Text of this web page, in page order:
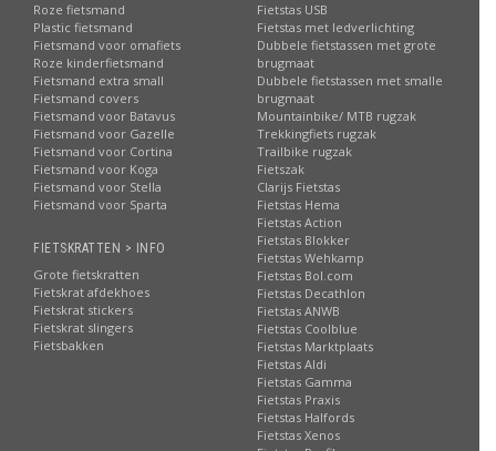
Roze fietsmand
Plastic fietsmand
Fietsmand voor omafiets
Roze kinderfietsmand
Fietsmand extra small
Fietsmand covers
Fietsmand voor Batavus
Fietsmand voor Gazelle
Fietsmand voor Cortina
Fietsmand voor Koga
Fietsmand voor Stella
Fietsmand voor Sparta
FIETSKRATTEN > INFO
Grote fietskratten
Fietskrat afdekhoes
Fietskrat stickers
Fietskrat slingers
Fietsbakken
Fietstas USB
Fietstas met ledverlichting
Dubbele fietstassen met grote
brugmaat
Dubbele fietstassen met smalle
brugmaat
Mountainbike/ MTB rugzak
Trekkingfiets rugzak
Trailbike rugzak
Fietszak
Clarijs Fietstas
Fietstas Hema
Fietstas Action
Fietstas Blokker
Fietstas Wehkamp
Fietstas Bol.com
Fietstas Decathlon
Fietstas ANWB
Fietstas Coolblue
Fietstas Marktplaats
Fietstas Aldi
Fietstas Gamma
Fietstas Praxis
Fietstas Halfords
Fietstas Xenos